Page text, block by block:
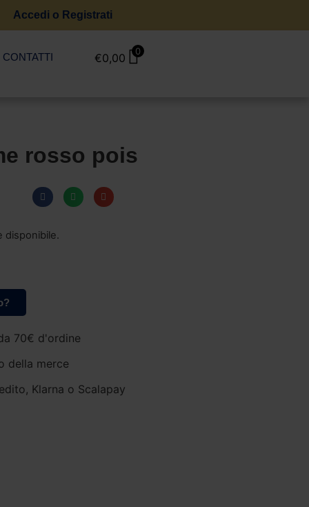
Accedi o Registrati
CONTATTI €0,00 0
rosso pois
disponibile.
70€ d'ordine
della merce
Klarna o Scalapay